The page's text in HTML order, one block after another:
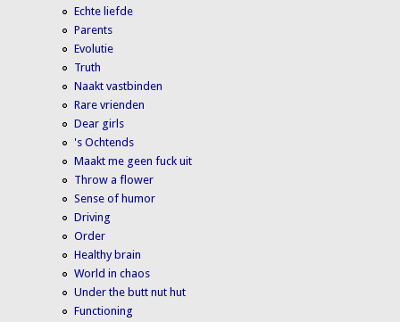
Echte liefde
Parents
Evolutie
Truth
Naakt vastbinden
Rare vrienden
Dear girls
's Ochtends
Maakt me geen fuck uit
Throw a flower
Sense of humor
Driving
Order
Healthy brain
World in chaos
Under the butt nut hut
Functioning